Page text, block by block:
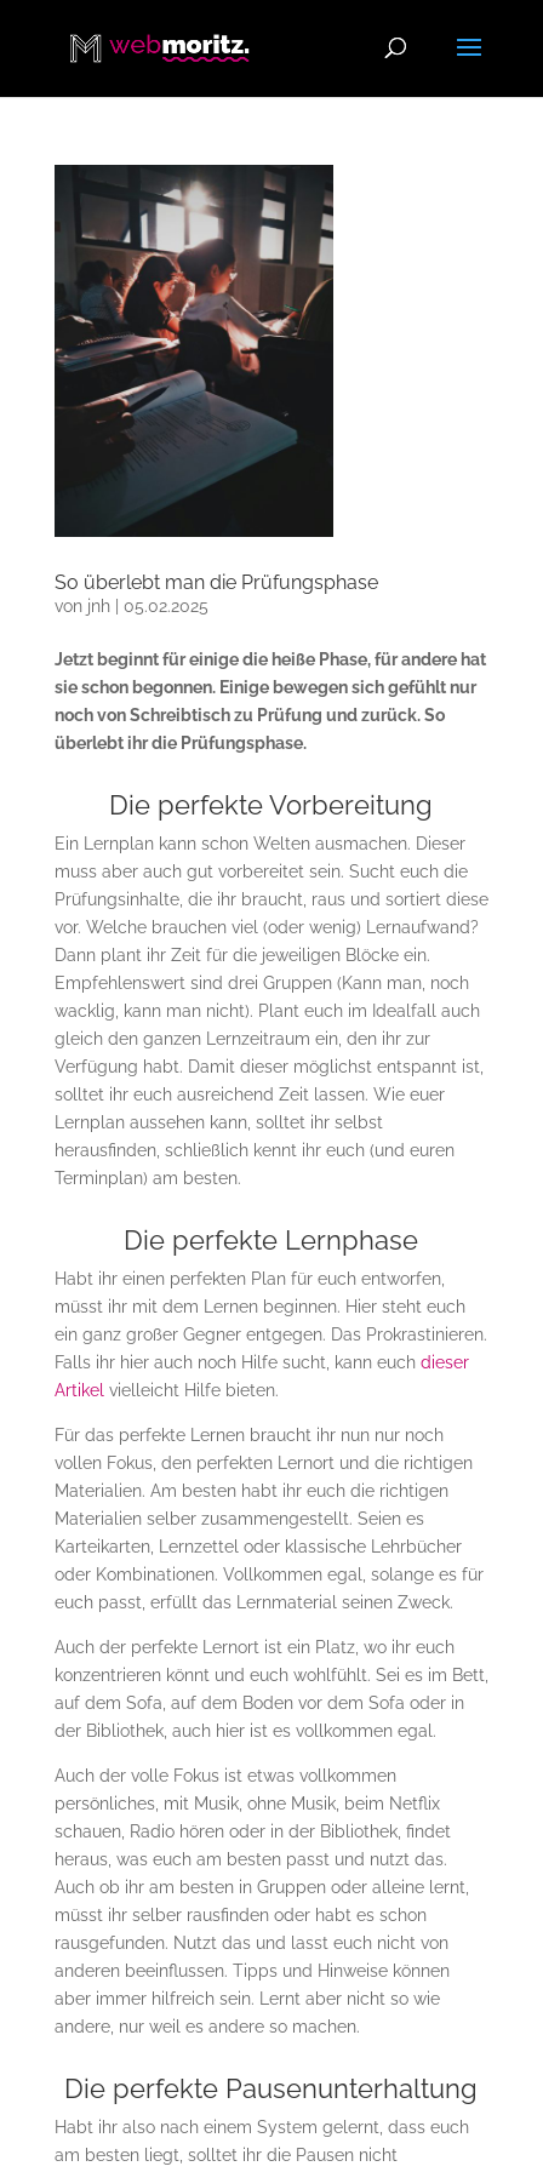
So überlebt man die Prüfungsphase
von jnh| 05.02.2025
Jetzt beginnt für einige die heiße Phase, für andere hat
sie schon begonnen. Einige bewegen sich gefühlt nur
noch von Schreibtisch zu Prüfung und zurück. So
überlebt ihr die Prüfungsphase.
Die perfekte Vorbereitung
Ein Lernplan kann schon Welten ausmachen. Dieser
muss aber auch gut vorbereitet sein. Sucht euch die
Prüfungsinhalte, die ihr braucht, raus und sortiert diese
vor. Welche brauchen viel (oder wenig) Lernaufwand?
Dann plant ihr Zeit für die jeweiligen Blöcke ein.
Empfehlenswert sind drei Gruppen (Kann man, noch
wacklig, kann man nicht). Plant euch im Idealfall auch
gleich den ganzen Lernzeitraum ein, den ihr zur
Verfügung habt. Damit dieser möglichst entspannt ist,
solltet ihr euch ausreichend Zeit lassen. Wie euer
Lernplan aussehen kann, solltet ihr selbst
herausfinden, schließlich kennt ihr euch (und euren
Terminplan) am besten.
Die perfekte Lernphase
Habt ihr einen perfekten Plan für euch entworfen,
müsst ihr mit dem Lernen beginnen. Hier steht euch
ein ganz großer Gegner entgegen. Das Prokrastinieren.
Falls ihr hier auch noch Hilfe sucht, kann euch dieser
Artikel vielleicht Hilfe bieten.
Für das perfekte Lernen braucht ihr nun nur noch
vollen Fokus, den perfekten Lernort und die richtigen
Materialien. Am besten habt ihr euch die richtigen
Materialien selber zusammengestellt. Seien es
Karteikarten, Lernzettel oder klassische Lehrbücher
oder Kombinationen. Vollkommen egal, solange es für
euch passt, erfüllt das Lernmaterial seinen Zweck.
Auch der perfekte Lernort ist ein Platz, wo ihr euch
konzentrieren könnt und euch wohlfühlt. Sei es im Bett,
auf dem Sofa, auf dem Boden vor dem Sofa oder in
der Bibliothek, auch hier ist es vollkommen egal.
Auch der volle Fokus ist etwas vollkommen
persönliches, mit Musik, ohne Musik, beim Netflix
schauen, Radio hören oder in der Bibliothek, findet
heraus, was euch am besten passt und nutzt das.
Auch ob ihr am besten in Gruppen oder alleine lernt,
müsst ihr selber rausfinden oder habt es schon
rausgefunden. Nutzt das und lasst euch nicht von
anderen beeinflussen. Tipps und Hinweise können
aber immer hilfreich sein. Lernt aber nicht so wie
andere, nur weil es andere so machen.
Die perfekte Pausenunterhaltung
Habt ihr also nach einem System gelernt, dass euch
am besten liegt, solltet ihr die Pausen nicht